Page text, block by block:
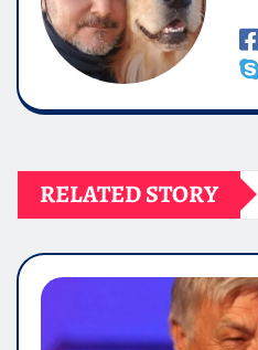
RELATED STORY